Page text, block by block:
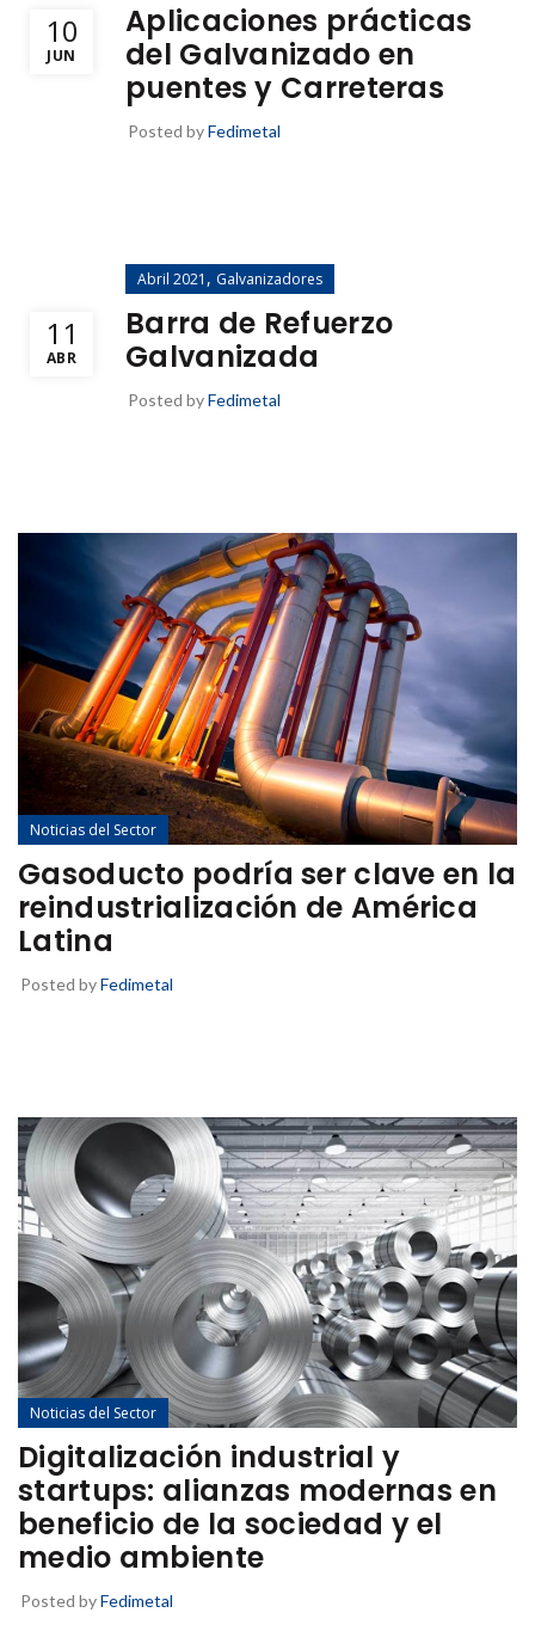
10
JUN
Aplicaciones prácticas
del Galvanizado en
puentes y Carreteras
Posted byFedimetal
11
ABR
Abril 2021 , Galvanizadores
Barra de Refuerzo
Galvanizada
Posted byFedimetal
Noticias del Sector
Gasoducto podría ser clave en la
reindustrialización de América
Latina
Posted byFedimetal
Noticias del Sector
Digitalización industrial y
startups: alianzas modernas en
beneficio de la sociedad y el
medio ambiente
Posted byFedimetal